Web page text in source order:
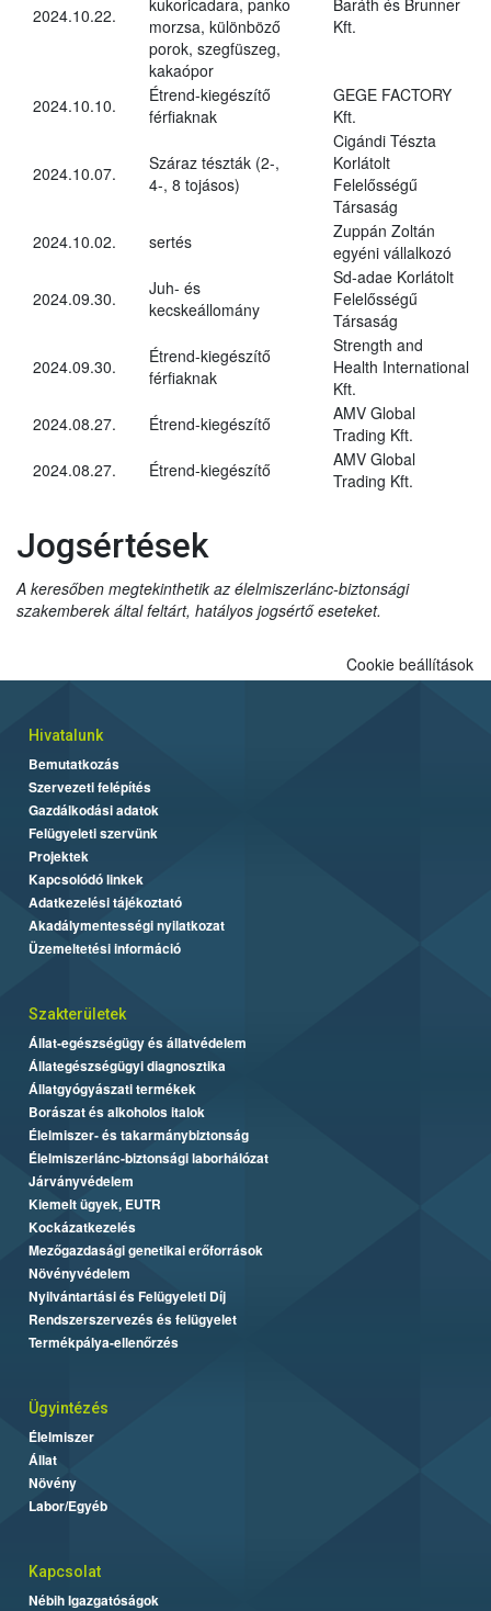
2024.10.22.
morzsa, különböző
porok, szegfüszeg,
kakaópor
Kft.
2024.10.10.
Étrend-kiegészítő
férfiaknak
GEGE FACTORY
Kft.
2024.10.07.
Száraz tészták (2-,
4-, 8 tojásos)
Cigándi Tészta
Korlátolt
Felelősségű
Társaság
2024.10.02.
sertés
Zuppán Zoltán
egyéni vállalkozó
2024.09.30.
Juh- és
kecskeállomány
Sd-adae Korlátolt
Felelősségű
Társaság
2024.09.30.
Étrend-kiegészítő
férfiaknak
Strength and
Health International
Kft.
2024.08.27.
Étrend-kiegészítő
AMV Global
Trading Kft.
2024.08.27.
Étrend-kiegészítő
AMV Global
Trading Kft.
Jogsértések
A keresőben megtekinthetik az élelmiszerlánc-biztonsági
szakemberek által feltárt, hatályos jogsértő eseteket.
Cookie beállítások
Hivatalunk
Bemutatkozás
Szervezeti felépítés
Gazdálkodási adatok
Felügyeleti szervünk
Projektek
Kapcsolódó linkek
Adatkezelési tájékoztató
Akadálymentességi nyilatkozat
Üzemeltetési információ
Szakterületek
Állat-egészségügy és állatvédelem
Állategészségügyi diagnosztika
Állatgyógyászati termékek
Borászat és alkoholos italok
Élelmiszer- és takarmánybiztonság
Élelmiszerlánc-biztonsági laborhálózat
Járványvédelem
Kiemelt ügyek, EUTR
Kockázatkezelés
Mezőgazdasági genetikai erőforrások
Növényvédelem
Nyilvántartási és Felügyeleti Díj
Rendszerszervezés és felügyelet
Termékpálya-ellenőrzés
Ügyintézés
Élelmiszer
Állat
Növény
Labor/Egyéb
Kapcsolat
Nébih Igazgatóságok